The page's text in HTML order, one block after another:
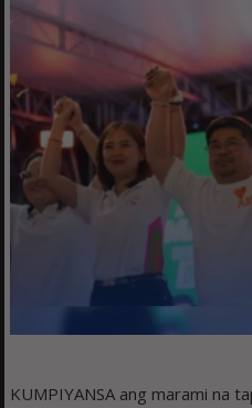
KUMPIYANSA ang marami na